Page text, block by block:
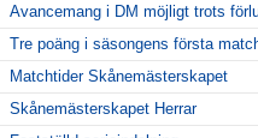
Avancemang i DM möjligt trots
Tre poäng i säsongens första
Matchtider Skånemästerskapet
Skånemästerskapet Herrar